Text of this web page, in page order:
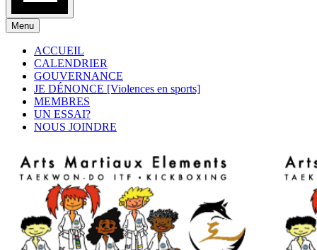
Menu
ACCUEIL
CALENDRIER
GOUVERNANCE
JE DÉNONCE [Violences en sports]
MEMBRES
UN ESSAI?
NOUS JOINDRE